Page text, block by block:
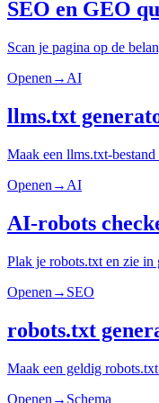
SEO en GEO
Scan je pagina op de
Openen → AI
llms.txt
Maak een llms.txt-
Openen → AI
AI-robots
Plak je robots.txt en zie
Openen → SEO
robots.txt
Maak een geldig
Openen → Schema